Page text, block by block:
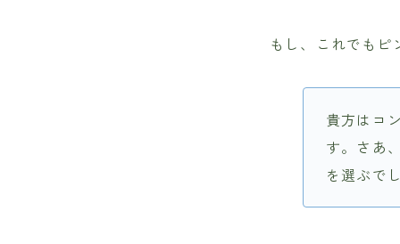
もし、これでも
貴方はコ
す。さあ
を選ぶで